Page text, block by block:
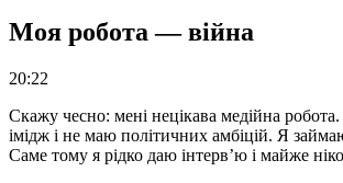
Моя робота — війна
20:22
Скажу чесно: мені нецікава медійна
імідж і не маю політичних амбіцій. Я
Саме тому я рідко даю інтерв’ю і майже